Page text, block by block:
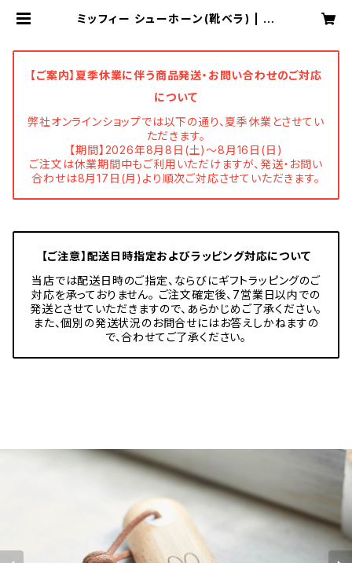
ミッフィー シューホーン(靴ベラ) | ニ
【ご案内】夏季休業に伴う商品発送・お問い合わせのご対応
について
弊社オンラインショップでは以下の通り、夏季休業とさせてい
ただきます。
【期間】2026年8月8日(土)～8月16日(日)
ご注文は休業期間中もご利用いただけますが、発送・お問い
合わせは8月17日(月)より順次ご対応させていただきます。
【ご注意】配送日時指定およびラッピング対応について
当店では配送日時のご指定、ならびにギフトラッピングのご
対応を承っておりません。 ご注文確定後、7営業日以内での
発送とさせていただきますので、あらかじめご了承ください。
また、個別の発送状況のお問合せにはお答えしかねますの
で、合わせてご了承ください。